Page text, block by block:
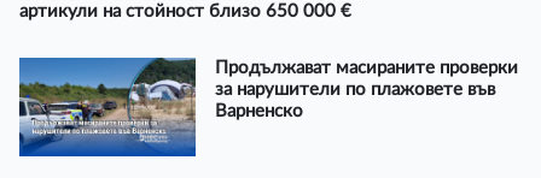
артикули на стойност близо 650 000 €
Продължават масираните проверки
за нарушители по плажовете във
Варненско